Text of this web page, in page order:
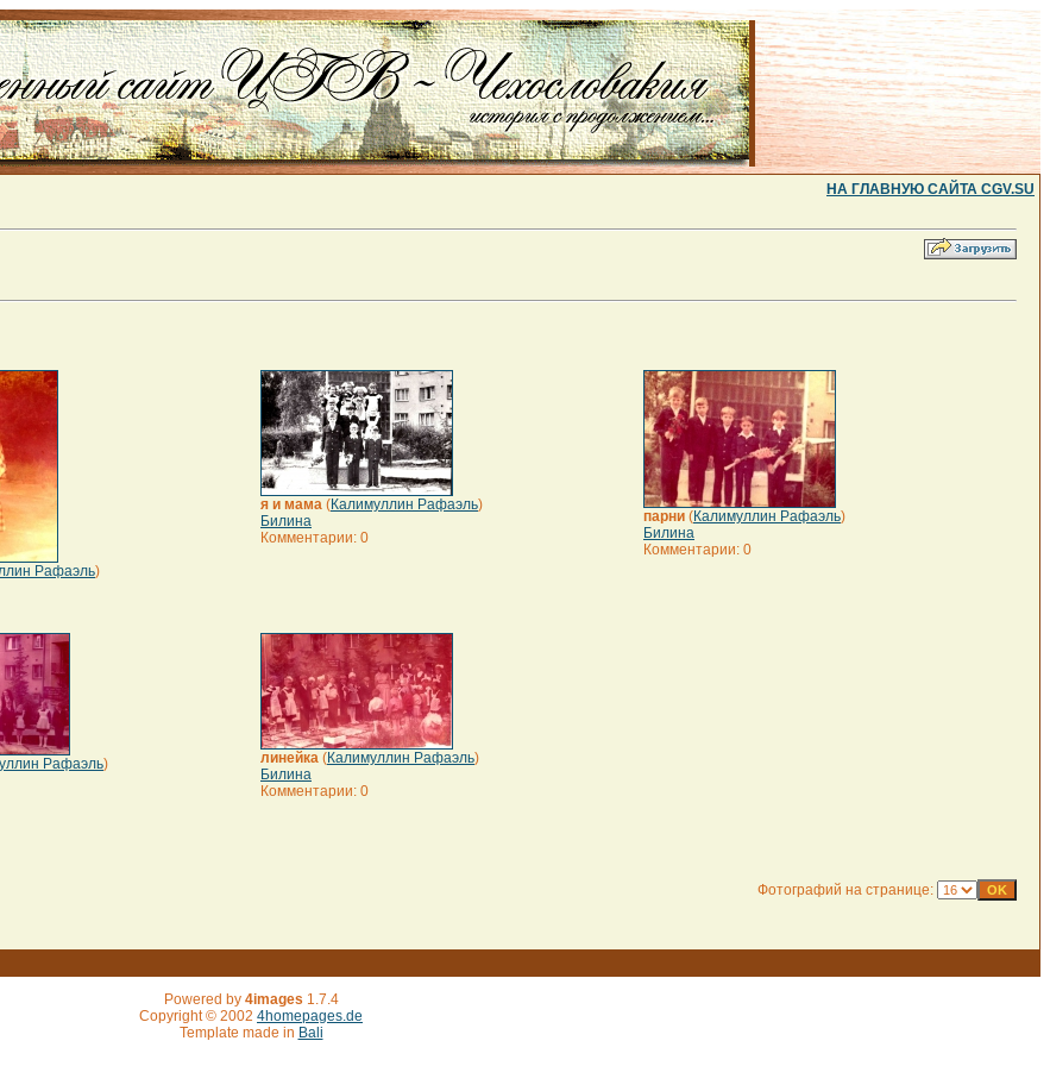
НА ГЛАВНУЮ САЙТА CGV.SU
Рафаэль)
я и мама (Калимуллин Рафаэль)
Билина
Комментарии: 0
парни (Калимуллин Рафаэль)
Билина
Комментарии: 0
Рафаэль)
линейка (Калимуллин Рафаэль)
Билина
Комментарии: 0
Фотографий на странице:
Powered by 4images 1.7.4
Copyright © 2002 4homepages.de
Template made in Bali